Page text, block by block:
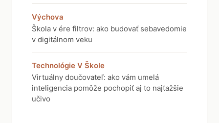
Výchova
Škola v ére filtrov: ako budovať sebavedomie
v digitálnom veku
Technológie V Škole
Virtuálny doučovateľ: ako vám umelá
inteligencia pomôže pochopiť aj to najťažšie
učivo